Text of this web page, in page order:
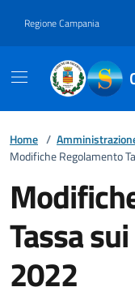
Regione Campania
Home /
Modifiche Regolamento
Tassa
2022